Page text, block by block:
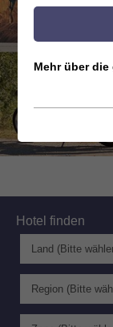
Hotel finden
Mehr über